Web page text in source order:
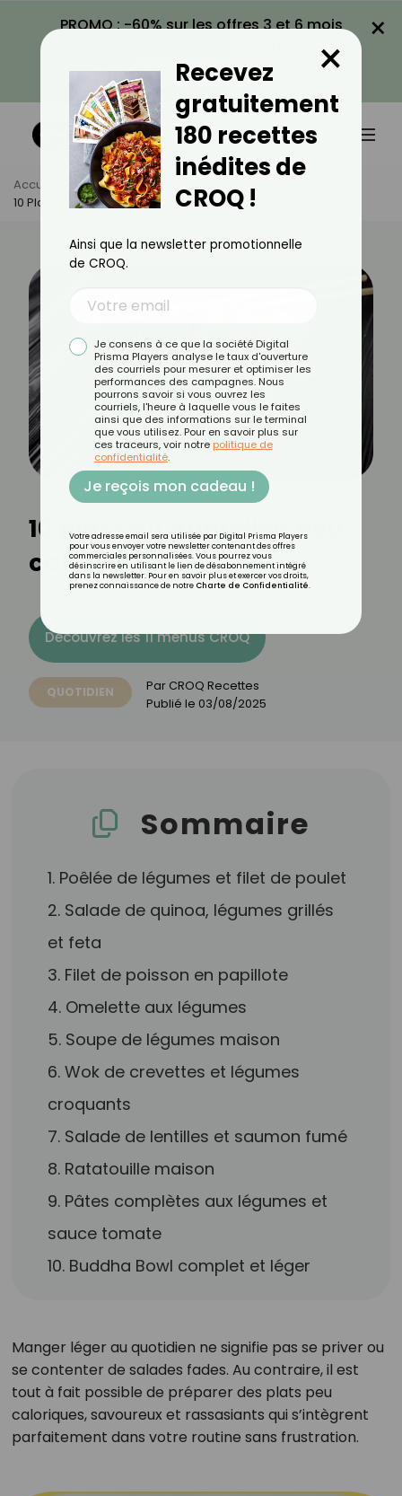
PROMO : -60% sur les offres 3 et 6 mois
VOIR LA PROMO
×
Accueil Actus
Quotidien
10 Plats Du Quotidien Peu Caloriques
10 plats du quotidien peu
caloriques
Découvrez les 11 menus CROQ
QUOTIDIEN Par CROQ Recettes
Publié le 03/08/2025
Sommaire
1. Poêlée de légumes et filet de poulet
2. Salade de quinoa, légumes grillés
et feta
3. Filet de poisson en papillote
4. Omelette aux légumes
5. Soupe de légumes maison
6. Wok de crevettes et légumes
croquants
7. Salade de lentilles et saumon fumé
8. Ratatouille maison
9. Pâtes complètes aux légumes et
sauce tomate
10. Buddha Bowl complet et léger
Manger léger au quotidien ne signifie pas se priver ou
se contenter de salades fades. Au contraire, il est
tout à fait possible de préparer des plats peu
caloriques, savoureux et rassasiants qui s’intègrent
parfaitement dans votre routine sans frustration.
Recevez
gratuitement
180 recettes
inédites de
CROQ !
×
Ainsi que la newsletter promotionnelle
de CROQ.
Je consens à ce que la société Digital
Prisma Players analyse le taux d'ouverture
des courriels pour mesurer et optimiser les
performances des campagnes. Nous
pourrons savoir si vous ouvrez les
courriels, l'heure à laquelle vous le faites
ainsi que des informations sur le terminal
que vous utilisez. Pour en savoir plus sur
ces traceurs, voir notre politique de
confidentialité.
Je reçois mon cadeau !
Votre adresse email sera utilisée par Digital Prisma Players
pour vous envoyer votre newsletter contenant des offres
commerciales personnalisées. Vous pourrez vous
désinscrire en utilisant le lien de désabonnement intégré
dans la newsletter. Pour en savoir plus et exercer vos droits,
prenez connaissance de notre Charte de Confidentialité.